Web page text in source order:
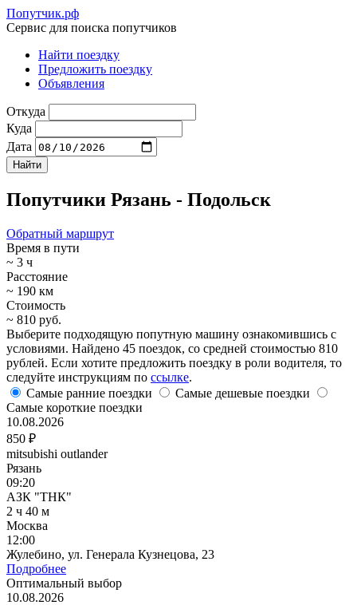
Попутчик.рф
Сервис для поиска попутчиков
Найти поездку
Предложить поездку
Объявления
Откуда
Куда
Дата
Попутчики Рязань - Подольск
Обратный маршрут
Время в пути
~ 3 ч
Расстояние
~ 190 км
Стоимость
~ 810 руб.
Выберите подходящую попутную машину ознакомившись с
условиями. Найдено 45 поездок, со средней стоимостью 810
рублей. Если хотите предложить поездку в роли водителя, то
следуйте инструкциям по ссылке.
Самые ранние поездки
Самые дешевые поездки
Самые короткие поездки
10.08.2026
850 ₽
mitsubishi outlander
Рязань
09:20
АЗК "ТНК"
2 ч 40 м
Москва
12:00
Жулебино, ул. Генерала Кузнецова, 23
Подробнее
Оптимальный выбор
10.08.2026